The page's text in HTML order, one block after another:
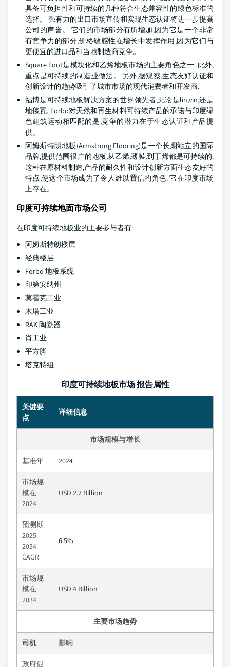
具备可负担性和可持续的几种符合生态兼容性的绿色标准的
选择。 强有力的出口市场宣传和实现生态认证将进一步提高
公司的声誉。 它们的市场部分有所增加,因为它是一个非常
有竞争力的部分,价格敏感性在增长中发挥作用,因为它们与
更便宜的进口品和当地制造商竞争。
Square Foot是模块化和乙烯地板市场的主要角色之一. 此外,
重点是可持续的制造业做法。 另外,据观察,生态友好认证和
创新设计的趋势吸引了城市市场的现代消费者和开发商.
福博是可持续地板解决方案的世界领先者,无论是lin,vin,还是
地毯瓦. Forbo对天然和再生材料可持续产品的承诺与印度绿
色建筑运动相匹配的是,竞争的潜力在于生态认证和产品提
供。
阿姆斯特朗地板(Armstrong Flooring)是一个长期站立的国际
品牌,提供范围很广的地板,从乙烯,薄膜,到丁烯都是可持续的.
这种在原材料制造,产品的耐久性和设计创新方面生态友好的
特点,使这个市场成为了令人难以置信的角色. 它在印度市场
上存在。
印度可持续地面市场公司
在印度可持续地板业的主要参与者有:
阿姆斯特朗楼层
经典楼层
Forbo 地板系统
印第安纳州
莫霍克工业
木塔工业
RAK 陶瓷器
肖工业
平方脚
塔克特组
印度可持续地板市场 报告属性
关键要
点
详细信息
市场规模与增长
基准年 2024
市场规
模在
2024
USD 2.2 Billion
预测期
2025 -
2034
CAGR
6.5%
市场规
模在
2034
USD 4 Billion
主要市场趋势
司机 影响
政府促